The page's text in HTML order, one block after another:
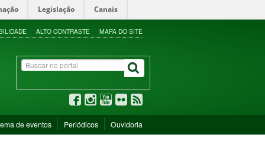
Legislação Canais
ALTO CONTRASTE MAPA DO SITE
de eventos Periódicos Ouvidoria